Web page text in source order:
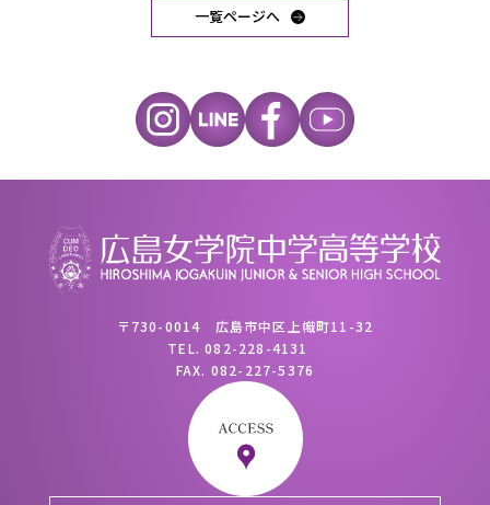
一覧ページへ
〒730-0014 広島市中区上幟町11-32
TEL.082-228-4131
FAX. 082-227-5376